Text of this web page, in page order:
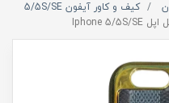
کیف و کاور آیفون 5/5S/SE